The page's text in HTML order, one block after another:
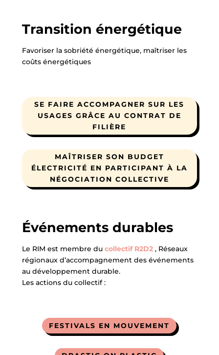
Transition énergétique
Favoriser la sobriété énergétique, maîtriser les
coûts énergétiques
SE FAIRE ACCOMPAGNER SUR LES
USAGES GRÂCE AU CONTRAT DE
FILIÈRE
MAÎTRISER SON BUDGET
ÉLECTRICITÉ EN PARTICIPANT À LA
NÉGOCIATION COLLECTIVE
Événements durables
Le RIM est membre du collectif R2D2, Réseaux
régionaux d’accompagnement des événements
au développement durable.
Les actions du collectif :
FESTIVALS EN MOUVEMENT